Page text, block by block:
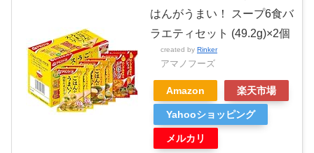
はんがうまい！ スープ6食バ
ラエティセット (49.2g)×2個
created by Rinker
アマノフーズ
Amazon 楽天市場
Yahooショッピング
メルカリ